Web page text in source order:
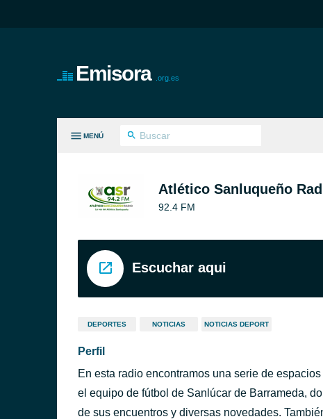
Emisora .org.es
MENÚ
Atlético Sanluqueño
92.4 FM
Escuchar aqui
DEPORTES NOTICIAS NOTICIAS DEPORT
Perfil
En esta radio encontramos una serie de
el equipo de fútbol de Sanlúcar de Barrameda,
de sus encuentros y diversas novedades.